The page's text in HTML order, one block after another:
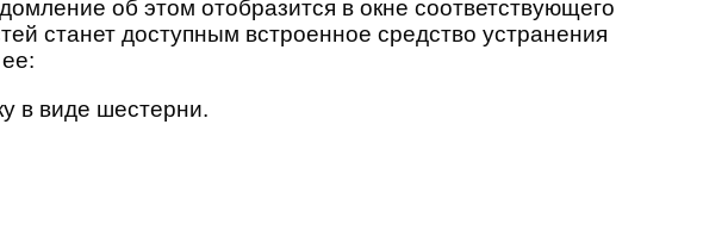
об этом отобразится в окне соответствующего
станет доступным встроенное средство устранения
в виде шестерни.